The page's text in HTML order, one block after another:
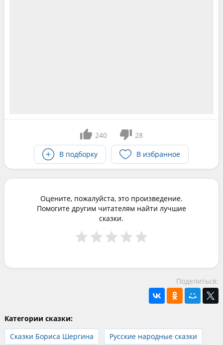
240
28
В подборку
В избранное
Оцените, пожалуйста, это произведение.
Помогите другим читателям найти лучшие
сказки.
Поделиться:
Категории сказки:
Сказки Бориса Шергина
Русские народные сказки